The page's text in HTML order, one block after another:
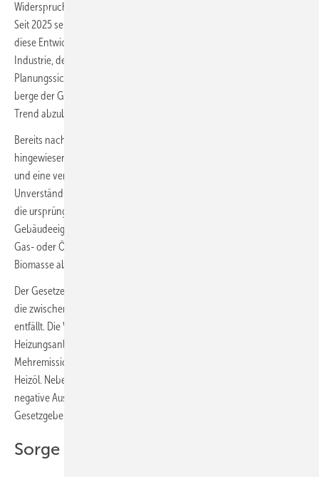
Widerspruch zum aktuellen Trend am Heizungsmarkt, erklärt Sabel.
Seit 2025 sei jede zweite neu installierte Heizung eine Wärmepumpe,
diese Entwicklung setze sich im 1. Quartal 2026 fort. Anstatt der
Industrie, dem Handwerk und der gesamten Branche
Planungssicherheit für Investitionen und Arbeitsplätze zu geben,
berge der Gesetzentwurf erhebliche Risiken, diesen notwendigen
Trend abzubrechen.
Bereits nach Vorlage der Eckpunkte im Februar hatte der BWP darauf
hingewiesen, dass es nun umso mehr auf den Wärmepumpenausbau
und eine verlässliche Fortsetzung der Heizungsförderung ankomme.
Unverständlich sei daher, warum der Gesetzentwurf auch noch hinter
die ursprüngliche Vereinbarung zurückfalle. Bereits seit 2024 waren
Gebäudeeigentümer dazu verpflichtet, bei Installation einer neuen
Gas- oder Ölheizung ab 2029 Tarife mit ansteigenden Anteilen an
Biomasse abzuschließen. Daran wollte die Koalition festhalten.
Der Gesetzentwurf sieht nun aber vor, dass diese Notwendigkeit für
die zwischenzeitlich etwa 1 Mio. installierten Gas- und Ölheizungen
entfällt. Die Vorgaben sollen nur noch für zukünftig installierte
Heizungsanlagen gelten. Damit entstünden erhebliche
Mehremissionen und zusätzlicher Bedarf an importiertem Erdgas und
Heizöl. Neben der deutschen Importabhängigkeit habe dies auch
negative Auswirkungen auf die Klimaziele und die Glaubwürdigkeit des
Gesetzgebers.
Sorge vor Schlupflöchern